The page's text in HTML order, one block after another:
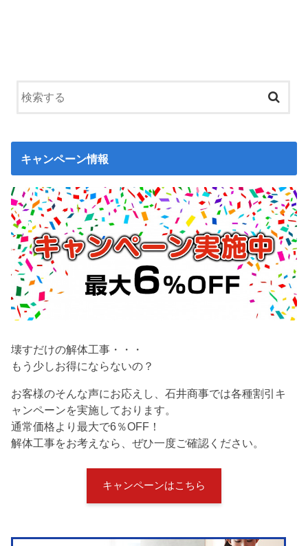
キャンペーン情報
壊すだけの解体工事・・・
もう少しお得にならないの？
お客様のそんな声にお応えし、石井商事では各種割引キ
ャンペーンを実施しております。
通常価格より最大で6％OFF！
解体工事をお考えなら、ぜひ一度ご確認ください。
キャンペーンはこちら